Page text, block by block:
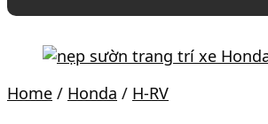
Home / Honda / H-RV